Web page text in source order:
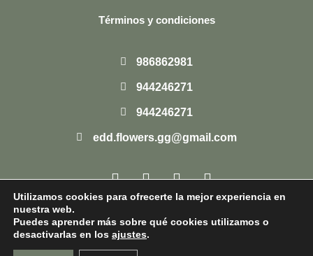
Términos y condiciones
986862981
944246271
944246271
edd.flowers.gg@gmail.com
F
a
c
b
o
I
n
s
a
g
T
i
k
o
W
h
a
s
Utilizamos cookies para ofrecerte la mejor experiencia en
nuestra web.
Puedes aprender más sobre qué cookies utilizamos o
desactivarlas en los ajustes.